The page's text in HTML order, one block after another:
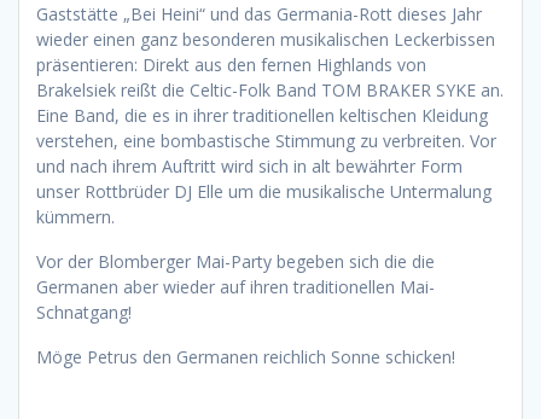
Gaststätte „Bei Heini“ und das Germania-Rott dieses Jahr
wieder einen ganz besonderen musikalischen Leckerbissen
präsentieren: Direkt aus den fernen Highlands von
Brakelsiek reißt die Celtic-Folk Band TOM BRAKER SYKE an.
Eine Band, die es in ihrer traditionellen keltischen Kleidung
verstehen, eine bombastische Stimmung zu verbreiten. Vor
und nach ihrem Auftritt wird sich in alt bewährter Form
unser Rottbrüder DJ Elle um die musikalische Untermalung
kümmern.
Vor der Blomberger Mai-Party begeben sich die die
Germanen aber wieder auf ihren traditionellen Mai-
Schnatgang!
Möge Petrus den Germanen reichlich Sonne schicken!